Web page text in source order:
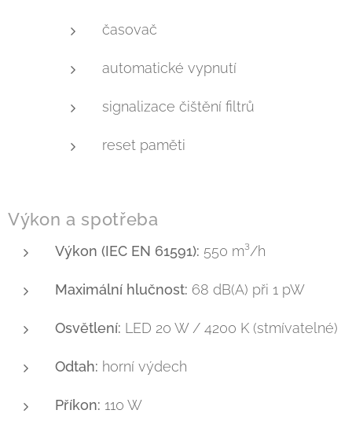
časovač
automatické vypnutí
signalizace čištění filtrů
reset paměti
Výkon a spotřeba
Výkon (IEC EN 61591): 550 m³/h
Maximální hlučnost: 68 dB(A) při 1 pW
Osvětlení: LED 20 W / 4200 K (stmívatelné)
Odtah: horní výdech
Příkon: 110 W